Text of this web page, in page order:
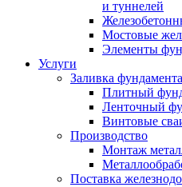
и туннелей
Мостовые
Элементы
Услуги
Заливка фундамента
Плитный
Ленточный
Винтовые
Производство
Монтаж
Поставка